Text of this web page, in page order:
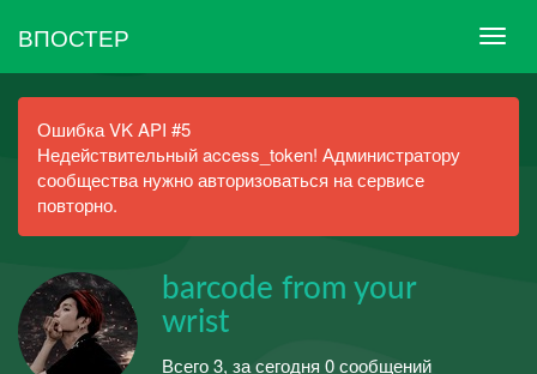
ВПОСТЕР
Ошибка VK API #5
Недействительный access_token! Администратору
сообщества нужно авторизоваться на сервисе
повторно.
barcode from your
wrist
Всего 3, за сегодня 0 сообщений